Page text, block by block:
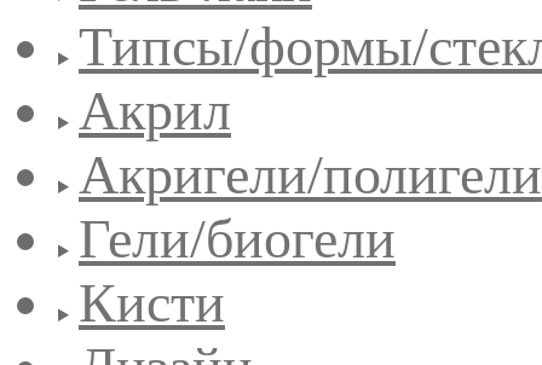
Типсы/формы/
Акрил
Акригели/полигели
Гели/биогели
Кисти